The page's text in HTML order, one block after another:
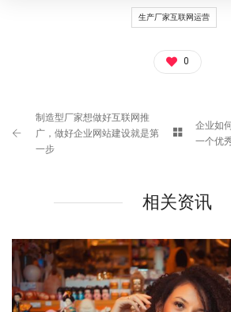
生产厂家互联网运营
0
制造型厂家想做好互联网推
广，做好企业网站建设就是第
一步
企业如
一个优
相关资讯